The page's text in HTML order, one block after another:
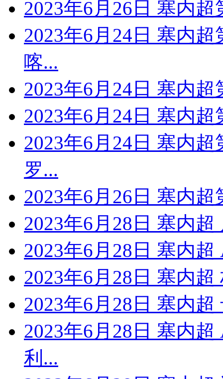
2023年6月26日 塞内
2023年6月24日 塞内
喀...
2023年6月24日 塞内
2023年6月24日 塞内
2023年6月24日 塞内超
罗...
2023年6月26日 塞内
2023年6月28日 塞内超
2023年6月28日 塞内
2023年6月28日 塞内
2023年6月28日 塞内
2023年6月28日 塞内
利...